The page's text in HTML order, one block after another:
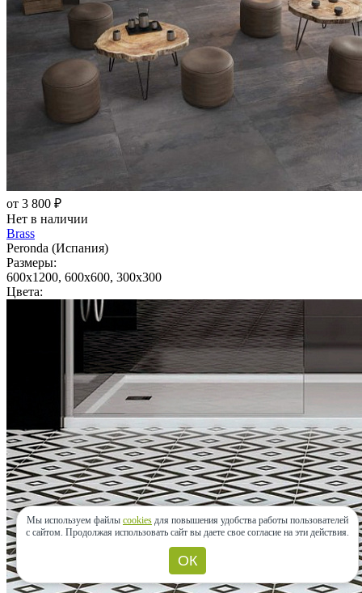
от 3 800 ₽
Нет в наличии
Brass
Peronda (Испания)
Размеры:
600x1200, 600x600, 300x300
Цвета:
Мы используем файлы cookies для повышения удобства работы пользователей
с сайтом. Продолжая использовать сайт вы даете свое согласие на эти действия.
ОК